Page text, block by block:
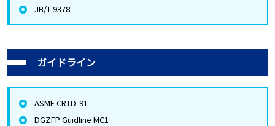
JB/T 9378
ガイドライン
ASME CRTD-91
DGZFP Guidline MC1